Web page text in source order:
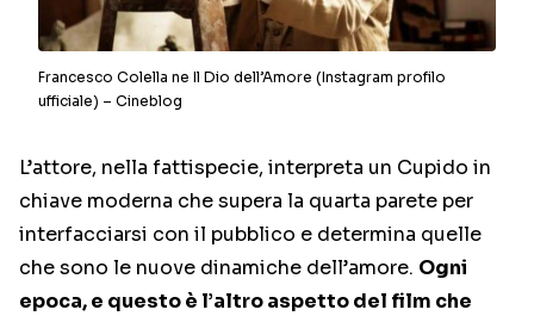
Francesco Colella ne Il Dio dell’Amore (Instagram profilo
ufficiale) – Cineblog
L’attore, nella fattispecie, interpreta un Cupido in
chiave moderna che supera la quarta parete per
interfacciarsi con il pubblico e determina quelle
che sono le nuove dinamiche dell’amore. Ogni
epoca, e questo è l’altro aspetto del film che